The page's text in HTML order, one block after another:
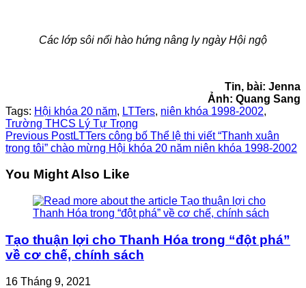
Các lớp sôi nổi hào hứng nâng ly ngày Hội ngộ
Tin, bài: Jenna
Ảnh: Quang Sang
Tags: Hội khóa 20 năm, LTTers, niên khóa 1998-2002,
Trường THCS Lý Tự Trọng
Read
more
articles
Previous PostLTTers công bố Thể lệ thi viết “Thanh xuân
trong tôi” chào mừng Hội khóa 20 năm niên khóa 1998-2002
You Might Also Like
Tạo thuận lợi cho Thanh Hóa trong “đột phá”
về cơ chế, chính sách
16 Tháng 9, 2021